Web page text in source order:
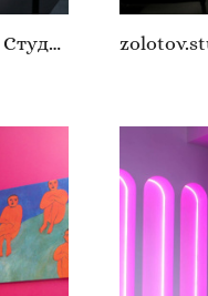
zolotov.studio — локация Студия